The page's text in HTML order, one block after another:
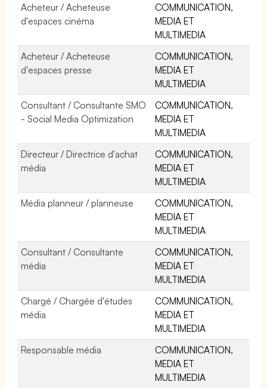
Acheteur / Acheteuse
d'espaces cinéma
COMMUNICATION,
MEDIA ET
MULTIMEDIA
Acheteur / Acheteuse
d'espaces presse
COMMUNICATION,
MEDIA ET
MULTIMEDIA
Consultant / Consultante SMO
- Social Media Optimization
COMMUNICATION,
MEDIA ET
MULTIMEDIA
Directeur / Directrice d'achat
média
COMMUNICATION,
MEDIA ET
MULTIMEDIA
Média planneur / planneuse
COMMUNICATION,
MEDIA ET
MULTIMEDIA
Consultant / Consultante
média
COMMUNICATION,
MEDIA ET
MULTIMEDIA
Chargé / Chargée d'études
média
COMMUNICATION,
MEDIA ET
MULTIMEDIA
Responsable média
COMMUNICATION,
MEDIA ET
MULTIMEDIA